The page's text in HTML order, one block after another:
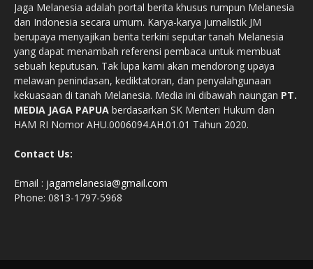
Jaga Melanesia adalah portal berita khusus rumpun Melanesia
dan Indonesia secara umum. Karya-karya jurnalistik JM
berupaya menyajikan berita terkini seputar tanah Melanesia
yang dapat menambah referensi pembaca untuk membuat
sebuah keputusan. Tak lupa kami akan mendorong upaya
melawan penindasan, kediktatoran, dan penyalahgunaan
kekuasaan di tanah Melanesia. Media ini dibawah naungan PT.
MEDIA JAGA PAPUA berdasarkan SK Menteri Hukum dan
HAM RI Nomor AHU.0006094.AH.01.01 Tahun 2020.
Contact Us:
Email : jagamelanesia@gmail.com
Phone: 0813-1797-5968